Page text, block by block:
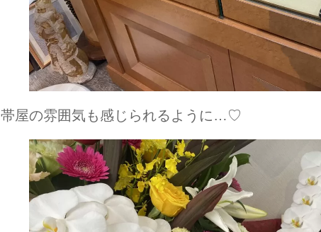
帯屋の雰囲気も感じられるように…♡